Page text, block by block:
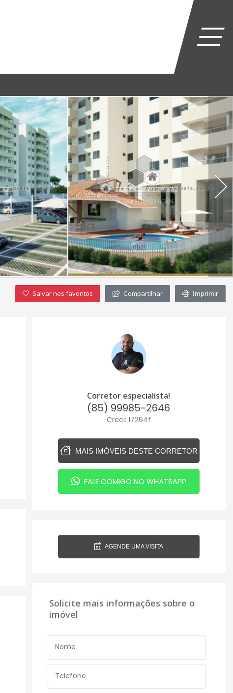
Salvar nos favoritos Compartilhar Imprimir
Corretor especialista!
(85) 99985-2646
Creci: 17264f
MAIS IMÓVEIS DESTE CORRETOR
FALE COMIGO NO WHATSAPP
AGENDE UMA VISITA
Solicite mais informações sobre o
imóvel